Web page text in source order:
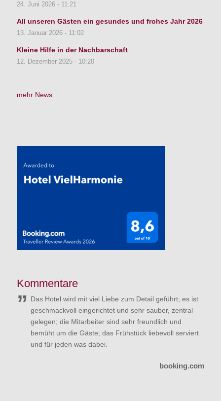
24. Juni 2026 - 11:21
All unseren Gästen ein gesundes und frohes Jahr 2026
13. Januar 2026 - 11:02
Kleine Hilfe in der Nachbarschaft
12. Dezember 2025 - 10:20
mehr News
Kommentare
Das Hotel wird mit viel Liebe zum Detail geführt; es ist
geschmackvoll eingerichtet und sehr sauber, zentral
gelegen; die Mitarbeiter sind sehr freundlich und
bemüht um die Gäste; das Frühstück liebevoll serviert
und für jeden was dabei.
booking.com